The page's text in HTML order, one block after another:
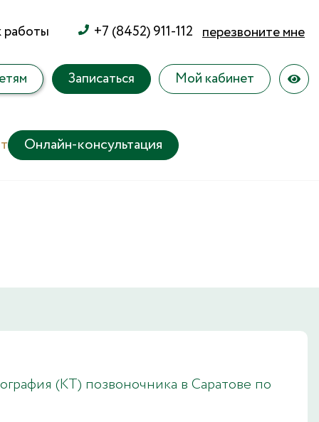
работы +7 (8452) 911-112 перезвоните мне
Записаться Мой кабинет
Онлайн-консультация
(КТ) позвоночника в Саратове по